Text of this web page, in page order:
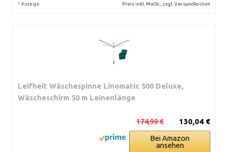
* Anzeige Preis inkl. MwSt., zzgl. Versandkosten
Leifheit Wäschespinne Linomatic 500 Deluxe,
Wäscheschirm 50 m Leinenlänge
130,04 €
174,99 €
Bei Amazon
ansehen